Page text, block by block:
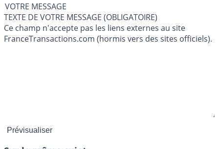
VOTRE MESSAGE
TEXTE DE VOTRE MESSAGE (OBLIGATOIRE)
Ce champ n'accepte pas les liens externes au site
FranceTransactions.com (hormis vers des sites officiels).